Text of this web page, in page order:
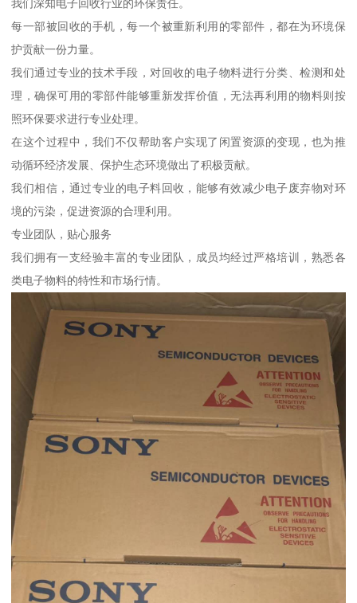
我们深知电子回收行业的环保责任。
每一部被回收的手机，每一个被重新利用的零部件，都在为环境保
护贡献一份力量。
我们通过专业的技术手段，对回收的电子物料进行分类、检测和处
理，确保可用的零部件能够重新发挥价值，无法再利用的物料则按
照环保要求进行专业处理。
在这个过程中，我们不仅帮助客户实现了闲置资源的变现，也为推
动循环经济发展、保护生态环境做出了积极贡献。
我们相信，通过专业的电子料回收，能够有效减少电子废弃物对环
境的污染，促进资源的合理利用。
专业团队，贴心服务
我们拥有一支经验丰富的专业团队，成员均经过严格培训，熟悉各
类电子物料的特性和市场行情。